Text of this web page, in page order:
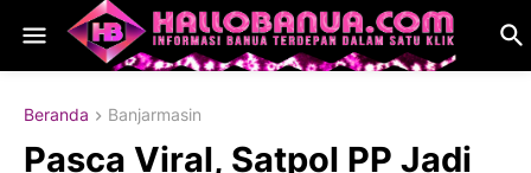
Beranda Banjarmasin
Pasca Viral, Satpol PP Jadi